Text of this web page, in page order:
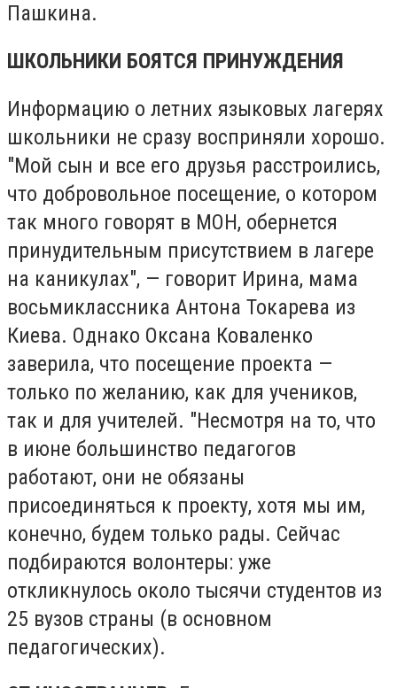
Пашкина.
ШКОЛЬНИКИ БОЯТСЯ ПРИНУЖДЕНИЯ
Информацию о летних языковых лагерях
школьники не сразу восприняли хорошо.
"Мой сын и все его друзья расстроились,
что добровольное посещение, о котором
так много говорят в МОН, обернется
принудительным присутствием в лагере
на каникулах", — говорит Ирина, мама
восьмиклассника Антона Токарева из
Киева. Однако Оксана Коваленко
заверила, что посещение проекта —
только по желанию, как для учеников,
так и для учителей. "Несмотря на то, что
в июне большинство педагогов
работают, они не обязаны
присоединяться к проекту, хотя мы им,
конечно, будем только рады. Сейчас
подбираются волонтеры: уже
откликнулось около тысячи студентов из
25 вузов страны (в основном
педагогических).